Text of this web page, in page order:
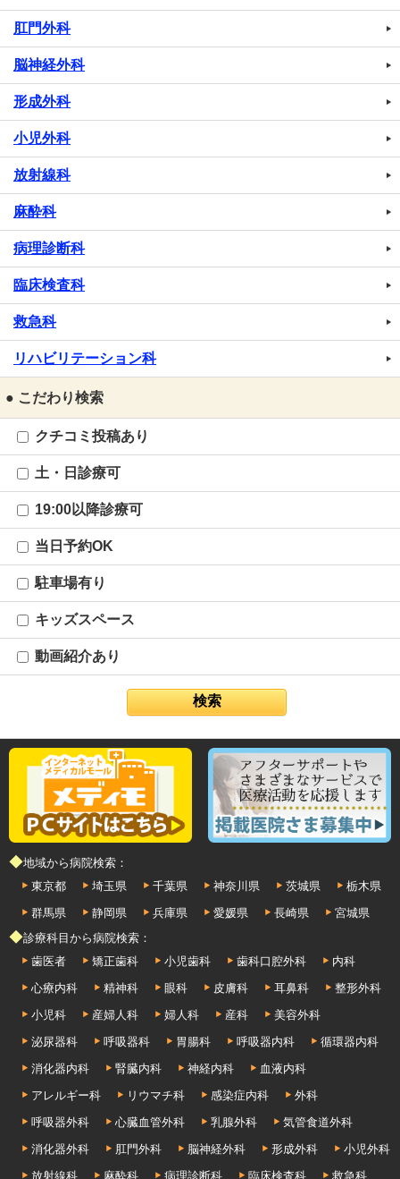
肛門外科
脳神経外科
形成外科
小児外科
放射線科
麻酔科
病理診断科
臨床検査科
救急科
リハビリテーション科
● こだわり検索
クチコミ投稿あり
土・日診療可
19:00以降診療可
当日予約OK
駐車場有り
キッズスペース
動画紹介あり
◆地域から病院検索：
東京都
埼玉県 千葉県 神奈川県 茨城県
栃木県
群馬県
静岡県 兵庫県 愛媛県 長崎県
宮城県
◆診療科目から病院検索：
歯医者
矯正歯科 小児歯科 歯科口腔外科
内科
心療内科
精神科 眼科 皮膚科 耳鼻科
整形外科
小児科
産婦人科 婦人科 産科
美容外科
泌尿器科
呼吸器科 胃腸科 呼吸器内科
循環器内科
消化器内科
腎臓内科 神経内科
血液内科
アレルギー科
リウマチ科 感染症内科
外科
呼吸器外科
心臓血管外科 乳腺外科
気管食道外科
消化器外科
肛門外科 脳神経外科 形成外科
小児外科
放射線科
麻酔科 病理診断科 臨床検査科 救急科